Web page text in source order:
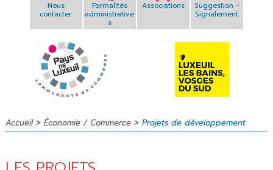
Nous
contacter
Formalités
administrative
s
Associations
Suggestion -
Signalement
Accueil> Économie / Commerce> Projets de développement